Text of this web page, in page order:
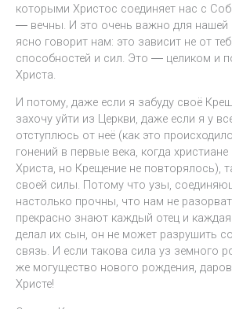
которыми Христос соединяет нас с
― вечны. И это очень важно для нашей
ясно говорит нам: это зависит не от
способностей и сил. Это ― целиком и
Христа.
И потому, даже если я забуду своё
захочу уйти из Церкви, даже если я у
отступлюсь от неё (как это
гонений в первые века, когда
Христа, но Крещение не повторялось),
своей силы. Потому что узы,
настолько прочны, что нам не
прекрасно знают каждый отец и
делал их сын, он не может разрушить
связь. И если такова сила уз земного
же могущество нового рождения,
Христе!